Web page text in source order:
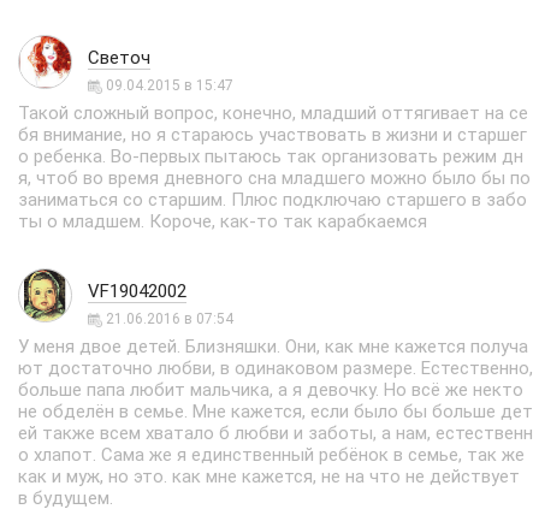
Светоч
09.04.2015 в 15:47
Такой сложный вопрос, конечно, младший оттягивает на се
бя внимание, но я стараюсь участвовать в жизни и старшег
о ребенка. Во-первых пытаюсь так организовать режим дн
я, чтоб во время дневного сна младшего можно было бы по
заниматься со старшим. Плюс подключаю старшего в забо
ты о младшем. Короче, как-то так карабкаемся
VF19042002
21.06.2016 в 07:54
У меня двое детей. Близняшки. Они, как мне кажется получа
ют достаточно любви, в одинаковом размере. Естественно,
больше папа любит мальчика, а я девочку. Но всё же некто
не обделён в семье. Мне кажется, если было бы больше дет
ей также всем хватало б любви и заботы, а нам, естественн
о хлапот. Сама же я единственный ребёнок в семье, так же
как и муж, но это. как мне кажется, не на что не действует
в будущем.